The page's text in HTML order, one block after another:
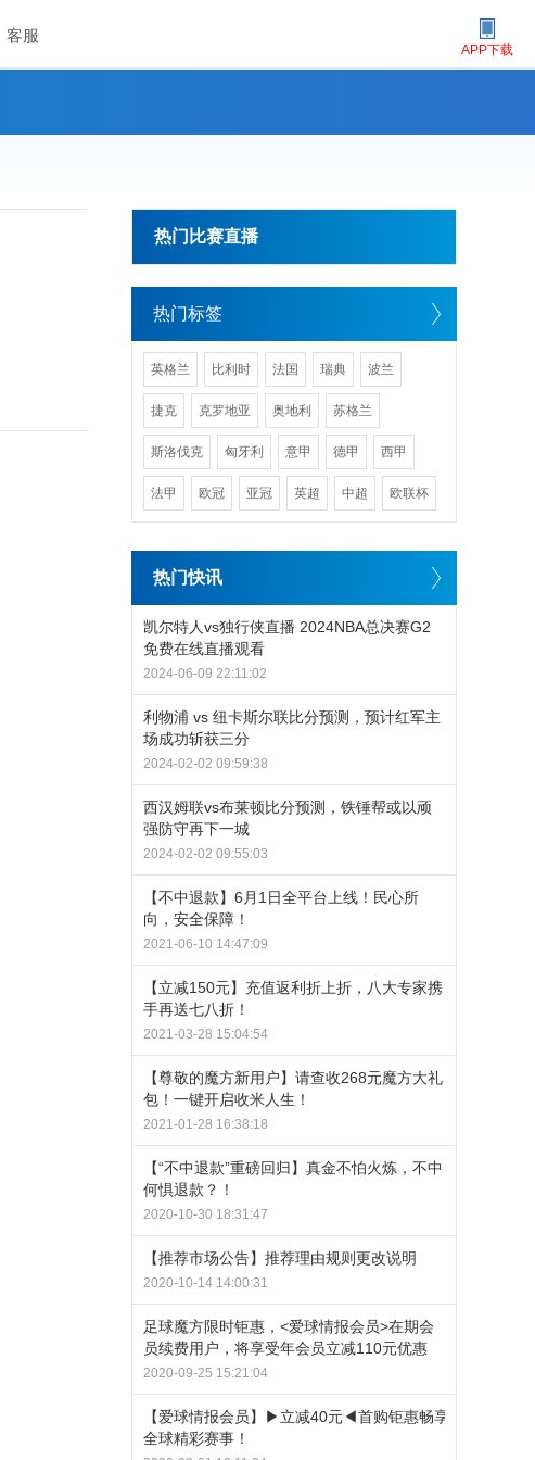
客服
APP下载
热门比赛直播
热门标签
英格兰 比利时 法国 瑞典 波兰
捷克 克罗地亚 奥地利 苏格兰
斯洛伐克 匈牙利 意甲 德甲 西甲
法甲 欧冠 亚冠 英超 中超 欧联杯
热门快讯
凯尔特人vs独行侠直播 2024NBA总决赛G2
免费在线直播观看
2024-06-09 22:11:02
利物浦 vs 纽卡斯尔联比分预测，预计红军主
场成功斩获三分
2024-02-02 09:59:38
西汉姆联vs布莱顿比分预测，铁锤帮或以顽
强防守再下一城
2024-02-02 09:55:03
【不中退款】6月1日全平台上线！民心所
向，安全保障！
2021-06-10 14:47:09
【立减150元】充值返利折上折，八大专家携
手再送七八折！
2021-03-28 15:04:54
【尊敬的魔方新用户】请查收268元魔方大礼
包！一键开启收米人生！
2021-01-28 16:38:18
【“不中退款”重磅回归】真金不怕火炼，不中
何惧退款？！
2020-10-30 18:31:47
【推荐市场公告】推荐理由规则更改说明
2020-10-14 14:00:31
足球魔方限时钜惠，<爱球情报会员>在期会
员续费用户，将享受年会员立减110元优惠
2020-09-25 15:21:04
【爱球情报会员】▶立减40元◀首购钜惠畅享
全球精彩赛事！